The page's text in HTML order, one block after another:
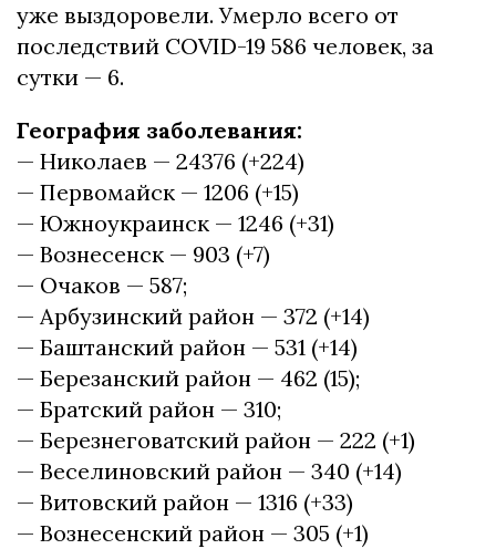
уже выздоровели. Умерло всего от
последствий COVID-19 586 человек, за
сутки — 6.
География заболевания:
— Николаев — 24376 (+224)
— Первомайск — 1206 (+15)
— Южноукраинск — 1246 (+31)
— Вознесенск — 903 (+7)
— Очаков — 587;
— Арбузинский район — 372 (+14)
— Баштанский район — 531 (+14)
— Березанский район — 462 (15);
— Братский район — 310;
— Березнеговатский район — 222 (+1)
— Веселиновский район — 340 (+14)
— Витовский район — 1316 (+33)
— Вознесенский район — 305 (+1)